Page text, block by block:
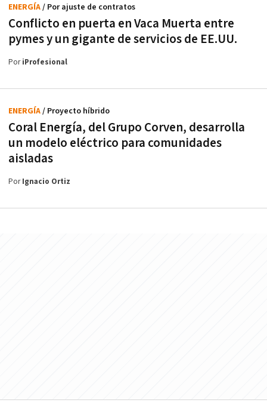
Conflicto en puerta en Vaca Muerta entre
pymes y un gigante de servicios de EE.UU.
ENERGÍA/ Por ajuste de contratos
PoriProfesional
Coral Energía, del Grupo Corven, desarrolla
un modelo eléctrico para comunidades
aisladas
ENERGÍA/ Proyecto híbrido
PorIgnacio Ortiz